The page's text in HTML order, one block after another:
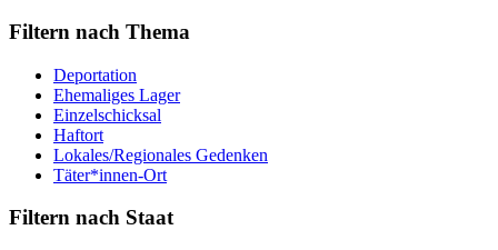
Filtern nach Thema
Deportation
Ehemaliges Lager
Einzelschicksal
Haftort
Lokales/Regionales Gedenken
Täter*innen-Ort
Filtern nach Staat